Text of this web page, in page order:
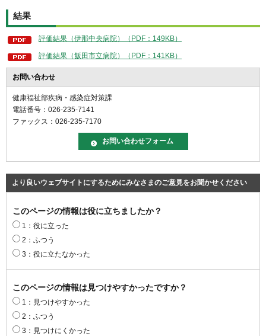
結果
評価結果（伊那中央病院）（PDF：149KB）
評価結果（飯田市立病院）（PDF：141KB）
お問い合わせ
健康福祉部疾病・感染症対策課
電話番号：026-235-7141
ファックス：026-235-7170
より良いウェブサイトにするためにみなさまのご意見をお聞かせください
このページの情報は役に立ちましたか？
1：役に立った
2：ふつう
3：役に立たなかった
このページの情報は見つけやすかったですか？
1：見つけやすかった
2：ふつう
3：見つけにくかった